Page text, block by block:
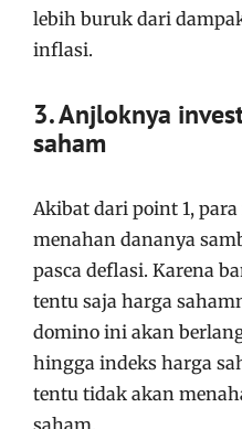
lebih buruk dari
inflasi.
3. Anjloknya
saham
Akibat dari point 1,
menahan dananya
pasca deflasi. Karena
tentu saja harga
domino ini akan
hingga indeks harga
tentu tidak akan
saham.